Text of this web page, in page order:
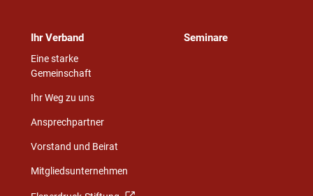
Ihr Verband
Eine starke
Gemeinschaft
Ihr Weg zu uns
Ansprechpartner
Vorstand und Beirat
Mitgliedsunternehmen
Seminare